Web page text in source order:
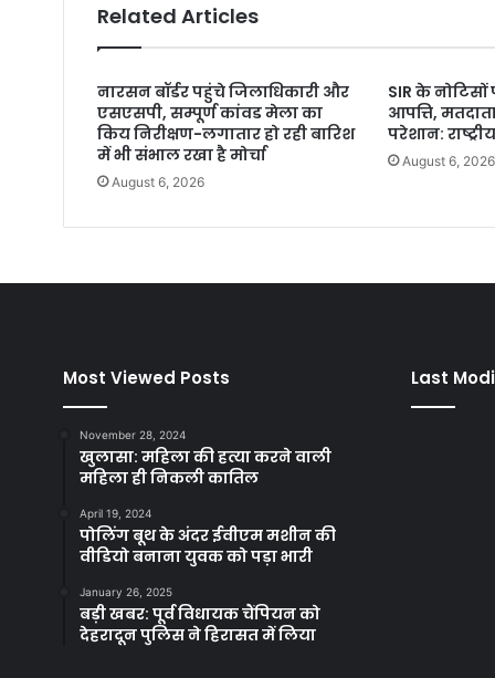
Related Articles
नारसन बॉर्डर पहुंचे जिलाधिकारी और
एसएसपी, सम्पूर्ण कांवड मेला का
किय निरीक्षण-लगातार हो रही बारिश
में भी संभाल रखा है मोर्चा
August 6, 2026
SIR के
आपत्ति,
परेशान:
August 6, 2026
Most Viewed Posts
November 28, 2024
खुलासा: महिला की हत्या करने वाली
महिला ही निकली कातिल
April 19, 2024
पोलिंग बूथ के अंदर ईवीएम मशीन की
वीडियो बनाना युवक को पड़ा भारी
January 26, 2025
बड़ी खबर: पूर्व विधायक चैंपियन को
देहरादून पुलिस ने हिरासत में लिया
Last